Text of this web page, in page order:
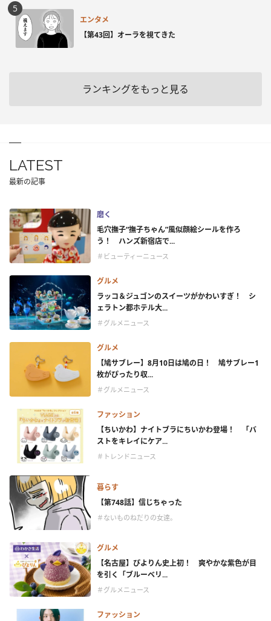
エンタメ
【第43回】オーラを視てきた
ランキングをもっと見る
LATEST
最新の記事
磨く
毛穴撫子“撫子ちゃん”風似顔絵シールを作ろ
う！ ハンズ新宿店で...
＃ビューティーニュース
グルメ
ラッコ＆ジュゴンのスイーツがかわいすぎ！ シ
ェラトン都ホテル大...
＃グルメニュース
グルメ
【鳩サブレー】8月10日は鳩の日！ 鳩サブレー1
枚がぴったり収...
＃グルメニュース
ファッション
【ちいかわ】ナイトブラにちいかわ登場！ 「バ
ストをキレイにケア...
＃トレンドニュース
暮らす
【第748話】信じちゃった
＃ないものねだりの女達。
グルメ
【名古屋】ぴよりん史上初！ 爽やかな紫色が目
を引く「ブルーベリ...
＃グルメニュース
ファッション